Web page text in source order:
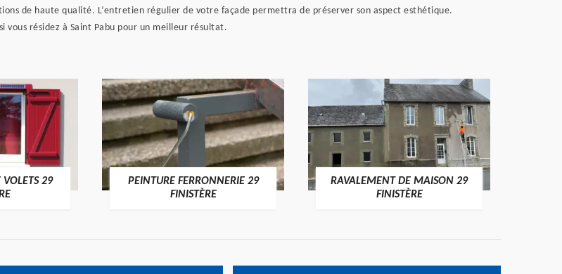
de haute qualité. L’entretien régulier de votre façade permettra de préserver son aspect esthétique.
vous résidez à Saint Pabu pour un meilleur résultat.
29
PEINTURE FERRONNERIE 29
FINISTÈRE
RAVALEMENT DE MAISON 29
FINISTÈRE